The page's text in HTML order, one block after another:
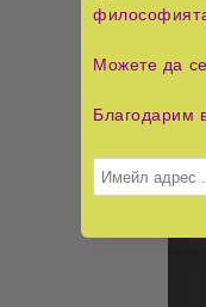
Можете да
Благодарим